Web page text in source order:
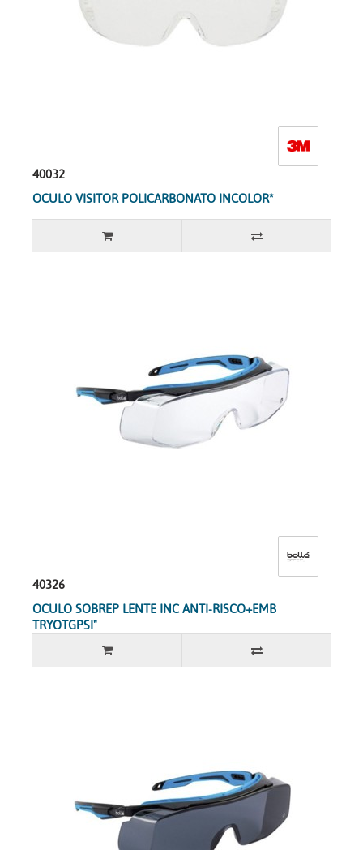
40032
OCULO VISITOR POLICARBONATO INCOLOR*
40326
OCULO SOBREP LENTE INC ANTI-RISCO+EMB
TRYOTGPSI"